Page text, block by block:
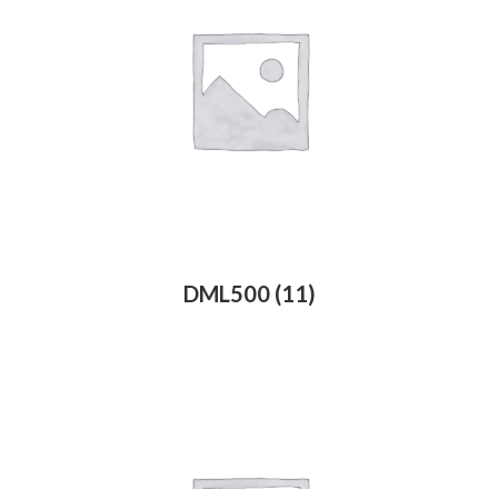
DML500 (11)